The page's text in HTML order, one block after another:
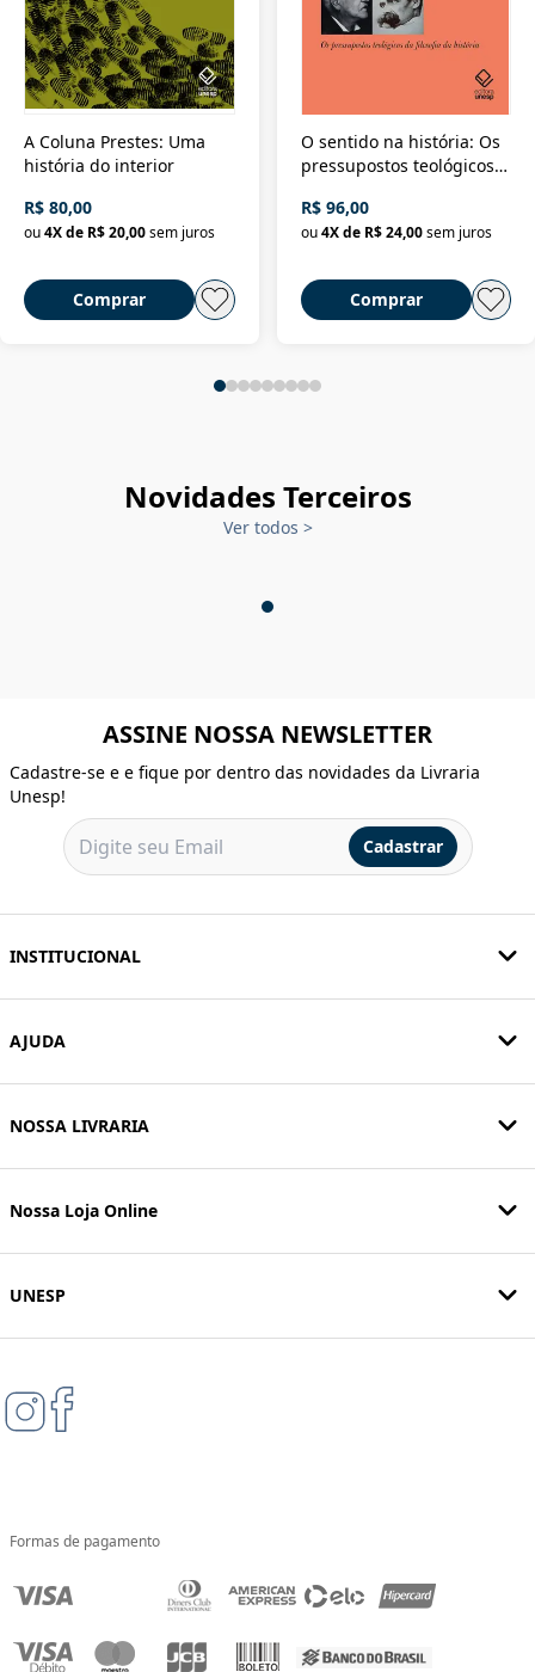
A Coluna Prestes: Uma
história do interior
R$ 80,00
ou4X de R$ 20,00sem juros
Comprar
O sentido na história: Os
pressupostos teológicos
R$ 96,00
ou 4X de R$ 24,00 sem juros
Comprar
Novidades Terceiros
Ver todos >
ASSINE NOSSA NEWSLETTER
Cadastre-se e e fique por dentro das novidades da Livraria
Unesp!
Cadastrar
INSTITUCIONAL
AJUDA
NOSSA LIVRARIA
Nossa Loja Online
UNESP
Formas de pagamento